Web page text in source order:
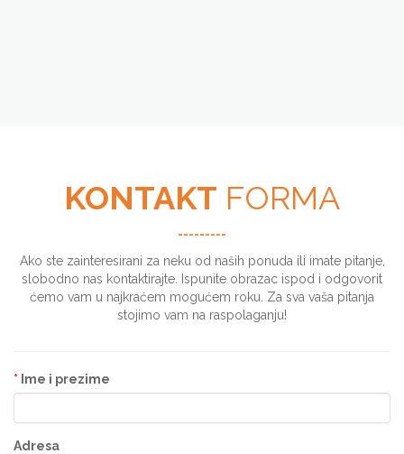
KONTAKT FORMA
---------
Ako ste zainteresirani za neku od naših ponuda ili imate pitanje,
slobodno nas kontaktirajte. Ispunite obrazac ispod i odgovorit
ćemo vam u najkraćem mogućem roku. Za sva vaša pitanja
stojimo vam na raspolaganju!
* Ime i prezime
Adresa